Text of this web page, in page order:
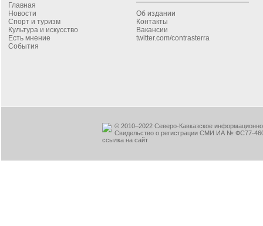
Главная
Новости
Спорт и туризм
Культура и искусство
Есть мнение
События
Об издании
Контакты
Вакансии
twitter.com/contrasterra
© 2010–2022 Северо-Кавказское
Свидельство о регистрации СМИ ИА № ФС77-
ссылка на сайт